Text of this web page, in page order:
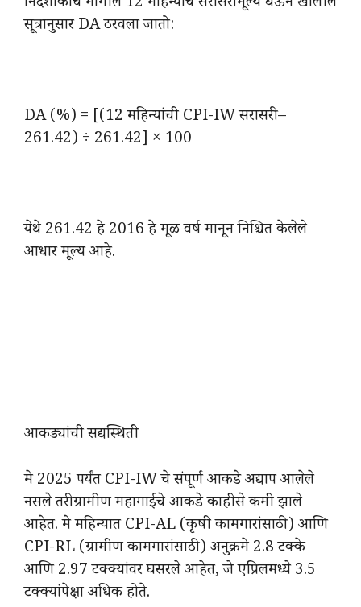
सूत्रानुसार DA ठरवला जातो:
DA (%) = [(12 महिन्यांची CPI-IW सरासरी –
261.42) ÷ 261.42] × 100
येथे 261.42 हे 2016 हे मूळ वर्ष मानून निश्चित केलेले
आधार मूल्य आहे.
आकड्यांची सद्यस्थिती
मे 2025 पर्यंत CPI-IW चे संपूर्ण आकडे अद्याप आलेले
नसले तरी ग्रामीण महागाईचे आकडे काहीसे कमी झाले
आहेत. मे महिन्यात CPI-AL (कृषी कामगारांसाठी) आणि
CPI-RL (ग्रामीण कामगारांसाठी) अनुक्रमे 2.8 टक्के
आणि 2.97 टक्क्यांवर घसरले आहेत, जे एप्रिलमध्ये 3.5
टक्क्यांपेक्षा अधिक होते.